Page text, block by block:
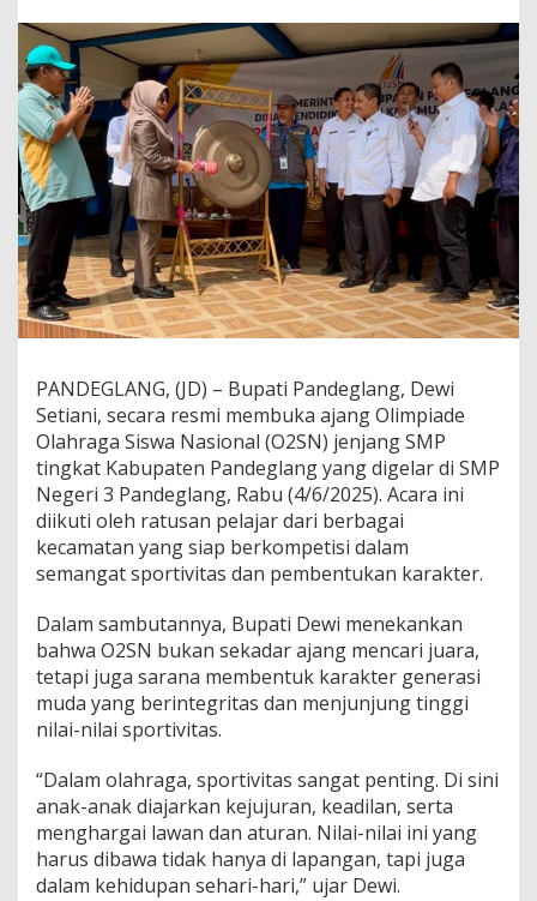
B
u
p
a
t
i
P
a
n
d
e
g
l
a
n
e
k
a
n
k
a
n
P
e
n
i
n
g
n
y
a
p
o
t
i
v
PANDEGLANG, (JD) – Bupati Pandeglang, Dewi
Setiani, secara resmi membuka ajang Olimpiade
Olahraga Siswa Nasional (O2SN) jenjang SMP
tingkat Kabupaten Pandeglang yang digelar di SMP
Negeri 3 Pandeglang, Rabu (4/6/2025). Acara ini
diikuti oleh ratusan pelajar dari berbagai
kecamatan yang siap berkompetisi dalam
semangat sportivitas dan pembentukan karakter.
Dalam sambutannya, Bupati Dewi menekankan
bahwa O2SN bukan sekadar ajang mencari juara,
tetapi juga sarana membentuk karakter generasi
muda yang berintegritas dan menjunjung tinggi
nilai-nilai sportivitas.
“Dalam olahraga, sportivitas sangat penting. Di sini
anak-anak diajarkan kejujuran, keadilan, serta
menghargai lawan dan aturan. Nilai-nilai ini yang
harus dibawa tidak hanya di lapangan, tapi juga
dalam kehidupan sehari-hari,” ujar Dewi.